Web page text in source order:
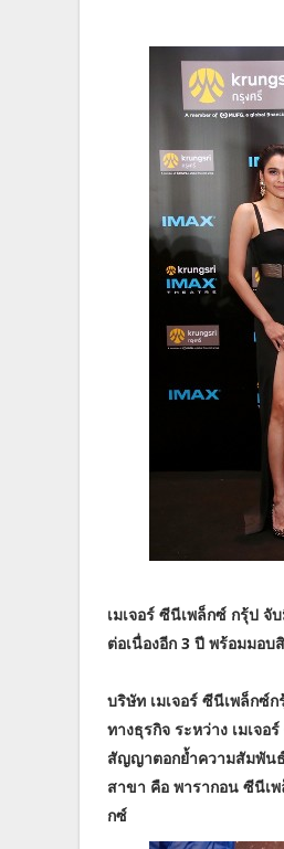
เมเจอร์ ซีนีเพล็กซ์ กรุ้ป
ต่อเนื่องอีก 3 ปี พร้อมมอบ
บริษัท เมเจอร์ ซีนีเพล็กซ์
ทางธุรกิจ ระหว่าง เมเจ
สัญญาตอกย้ำความสัมพันธ์
สาขา คือ พารากอน ซีนีเพ
กซ์